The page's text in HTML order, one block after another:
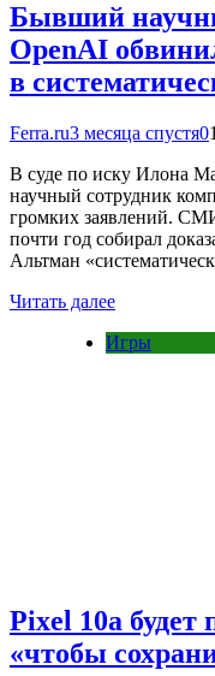
Бывший
OpenAI
в
Ferra.ru3 месяца спустя0
В суде по иску Илона
научный сотрудник
громких заявлений.
почти год собирал
Альтман
Читать далее
Игры
Pixel 10a будет
«чтобы